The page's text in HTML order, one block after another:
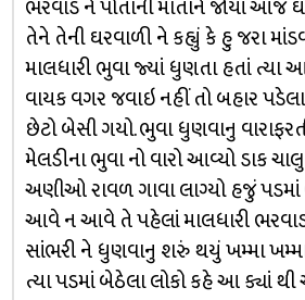
ભરવાડ ને પોતાની માતાને જોયાં
તેને તેની ઘરવાળી ને કહ્યું કે હુ જરા
માલધારી ભુવા જ્યાં ધુણતા હતાં
વાયક વગર જવાઇ નહીં તો બહાર
છેટો બેસી ગયો. ભુવા ધુણવાનુ
મેલડીના ભુવા નો વારો આવ્યો ડાક
અણીઓ રાવળ ગાવા લાગ્યો હજું
આવે ન આવે તે પહેલાં માલધારી ભરવાડ
સાંભરી ને ધુણવાનુ શરું થયું ખમ્મા
ત્યા પડમાં બેઠેલા લોકો કહે આ ક્યાં